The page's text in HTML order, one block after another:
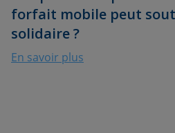
forfait mobile peut
solidaire ?
En savoir plus